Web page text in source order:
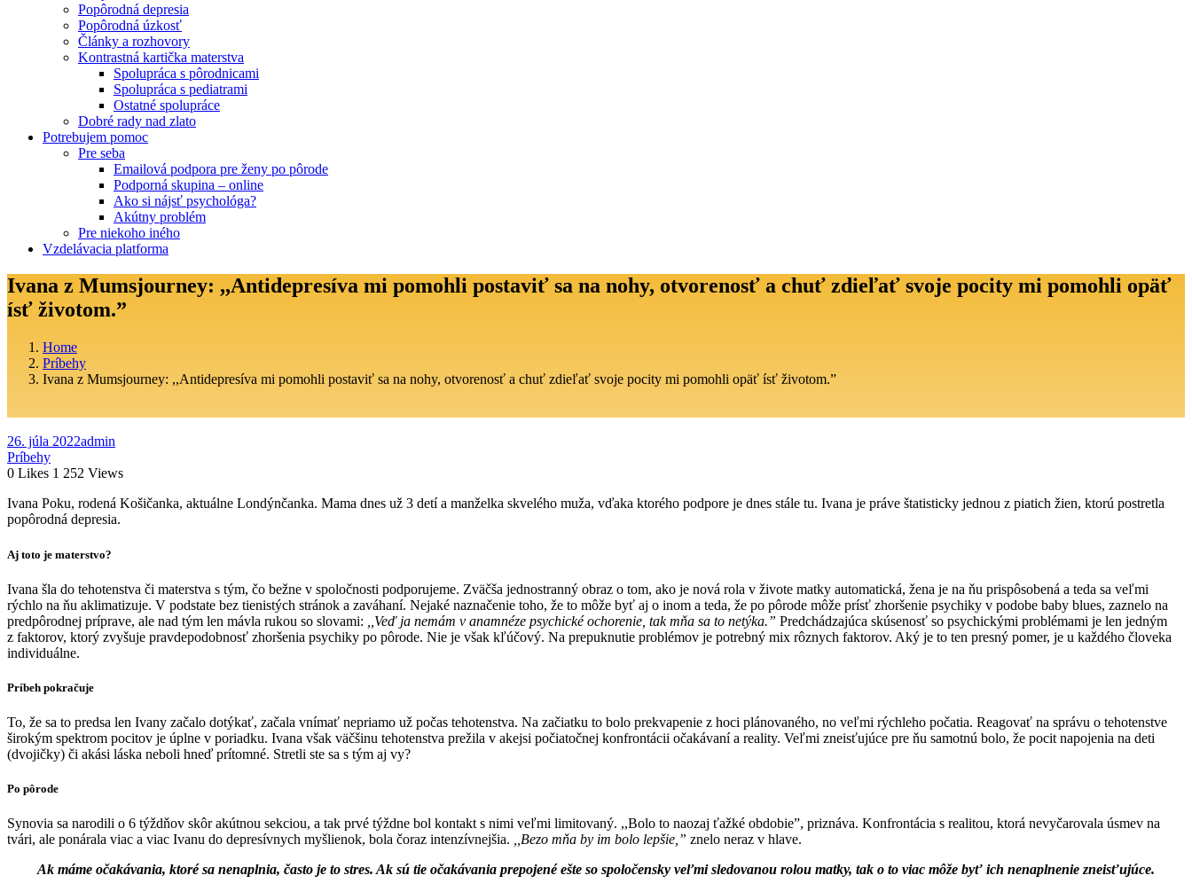
Popôrodná depresia
Popôrodná úzkosť
Články a rozhovory
Kontrastná kartička materstva
Spolupráca s pôrodnicami
Spolupráca s pediatrami
Ostatné spolupráce
Dobré rady nad zlato
Potrebujem pomoc
Pre seba
Emailová podpora pre ženy po pôrode
Podporná skupina – online
Ako si nájsť psychológa?
Akútny problém
Pre niekoho iného
Vzdelávacia platforma
Ivana z Mumsjourney: ,,Antidepresíva mi pomohli postaviť sa na nohy, otvorenosť a chuť zdieľať svoje pocity mi pomohli opäť
ísť životom.”
Home
Príbehy
Ivana z Mumsjourney: ,,Antidepresíva mi pomohli postaviť sa na nohy, otvorenosť a chuť zdieľať svoje pocity mi pomohli opäť ísť životom.”
26. júla 2022admin
Príbehy
0 Likes 1 252 Views
Ivana Poku, rodená Košičanka, aktuálne Londýnčanka. Mama dnes už 3 detí a manželka skvelého muža, vďaka ktorého podpore je dnes stále tu. Ivana je práve štatisticky jednou z piatich žien, ktorú postretla
popôrodná depresia.
Aj toto je materstvo?
Ivana šla do tehotenstva či materstva s tým, čo bežne v spoločnosti podporujeme. Zväčša jednostranný obraz o tom, ako je nová rola v živote matky automatická, žena je na ňu prispôsobená a teda sa veľmi
rýchlo na ňu aklimatizuje. V podstate bez tienistých stránok a zaváhaní. Nejaké naznačenie toho, že to môže byť aj o inom a teda, že po pôrode môže prísť zhoršenie psychiky v podobe baby blues, zaznelo na
predpôrodnej príprave, ale nad tým len mávla rukou so slovami: ,,Veď ja nemám v anamnéze psychické ochorenie, tak mňa sa to netýka.” Predchádzajúca skúsenosť so psychickými problémami je len jedným
z faktorov, ktorý zvyšuje pravdepodobnosť zhoršenia psychiky po pôrode. Nie je však kľúčový. Na prepuknutie problémov je potrebný mix rôznych faktorov. Aký je to ten presný pomer, je u každého človeka
individuálne.
Príbeh pokračuje
To, že sa to predsa len Ivany začalo dotýkať, začala vnímať nepriamo už počas tehotenstva. Na začiatku to bolo prekvapenie z hoci plánovaného, no veľmi rýchleho počatia. Reagovať na správu o tehotenstve
širokým spektrom pocitov je úplne v poriadku. Ivana však väčšinu tehotenstva prežila v akejsi počiatočnej konfrontácii očakávaní a reality. Veľmi zneisťujúce pre ňu samotnú bolo, že pocit napojenia na deti
(dvojičky) či akási láska neboli hneď prítomné. Stretli ste sa s tým aj vy?
Po pôrode
Synovia sa narodili o 6 týždňov skôr akútnou sekciou, a tak prvé týždne bol kontakt s nimi veľmi limitovaný. ,,Bolo to naozaj ťažké obdobie”, priznáva. Konfrontácia s realitou, ktorá nevyčarovala úsmev na
tvári, ale ponárala viac a viac Ivanu do depresívnych myšlienok, bola čoraz intenzívnejšia.
,,Bezo mňa by im bolo lepšie,” znelo neraz v hlave.
Ak máme očakávania, ktoré sa nenaplnia, často je to stres. Ak sú tie očakávania prepojené ešte so spoločensky veľmi sledovanou rolou matky, tak o to viac môže byť ich nenaplnenie zneisťujúce.